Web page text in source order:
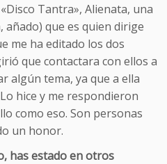
Tantra», Alienata, una
añado) que es quien dirige
me ha editado los dos
que contactara con ellos a
algún tema, ya que a ella
hice y me respondieron
como eso. Son personas
un honor.
has estado en otros